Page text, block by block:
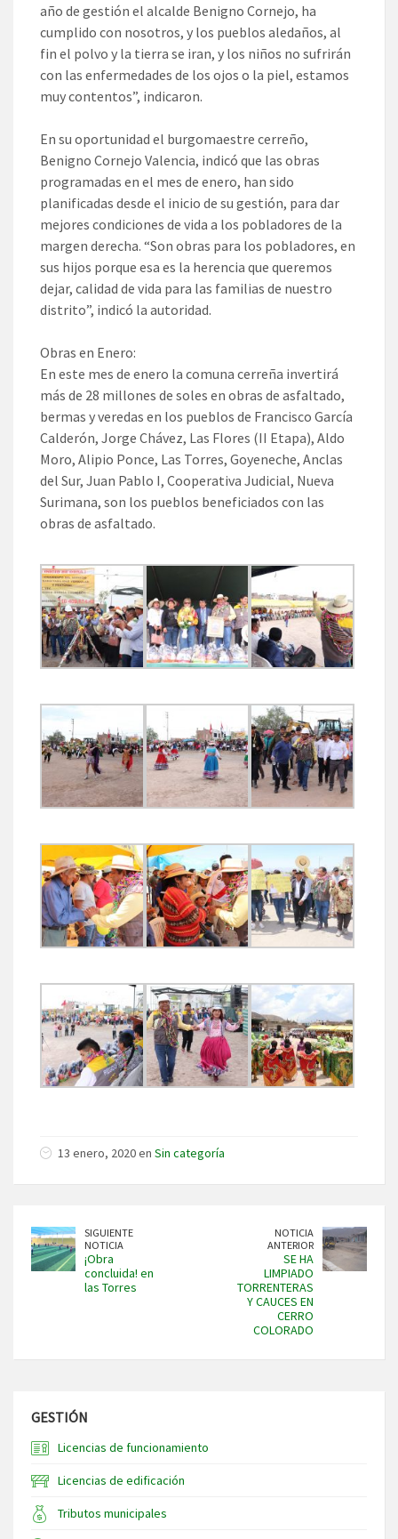
año de gestión el alcalde Benigno Cornejo, ha
cumplido con nosotros, y los pueblos aledaños, al
fin el polvo y la tierra se iran, y los niños no sufrirán
con las enfermedades de los ojos o la piel, estamos
muy contentos”, indicaron.
En su oportunidad el burgomaestre cerreño,
Benigno Cornejo Valencia, indicó que las obras
programadas en el mes de enero, han sido
planificadas desde el inicio de su gestión, para dar
mejores condiciones de vida a los pobladores de la
margen derecha. “Son obras para los pobladores, en
sus hijos porque esa es la herencia que queremos
dejar, calidad de vida para las familias de nuestro
distrito”, indicó la autoridad.
Obras en Enero:
En este mes de enero la comuna cerreña invertirá
más de 28 millones de soles en obras de asfaltado,
bermas y veredas en los pueblos de Francisco García
Calderón, Jorge Chávez, Las Flores (II Etapa), Aldo
Moro, Alipio Ponce, Las Torres, Goyeneche, Anclas
del Sur, Juan Pablo I, Cooperativa Judicial, Nueva
Surimana, son los pueblos beneficiados con las
obras de asfaltado.
13 enero, 2020 en Sin categoría
SIGUIENTE
NOTICIA
¡Obra
concluida! en
las Torres
NOTICIA
ANTERIOR
SE HA
LIMPIADO
TORRENTERAS
Y CAUCES EN
CERRO
COLORADO
GESTIÓN
Licencias de funcionamiento
Licencias de edificación
Tributos municipales